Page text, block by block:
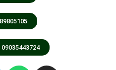
09035443724 پشتیبانی